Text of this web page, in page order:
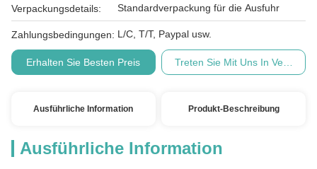
Verpackungsdetails: Standardverpackung für die Ausfuhr
Zahlungsbedingungen: L/C, T/T, Paypal usw.
Erhalten Sie Besten Preis Treten Sie Mit Uns In
Ausführliche Information Produkt-Beschreibung
Ausführliche Information